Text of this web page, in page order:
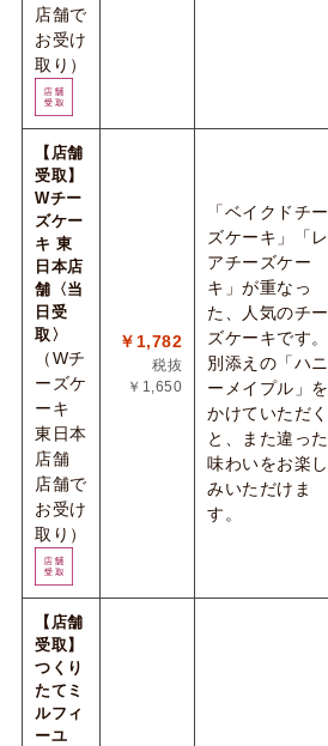
店舗で
お受け
取り）
【店舗
受取】
Wチー
ズケー
キ 東
日本店
舗〈当
日受
取〉
（Wチ
ーズケ
ーキ
東日本
店舗
店舗で
お受け
取り）
￥1,782
税抜
￥1,650
「ベイクドチー
ズケーキ」「レ
アチーズケー
キ」が重なっ
た、人気のチー
ズケーキです。
別添えの「ハニ
ーメイプル」を
かけていただく
と、また違った
味わいをお楽し
みいただけま
す。
【店舗
受取】
つくり
たてミ
ルフィ
ーユ